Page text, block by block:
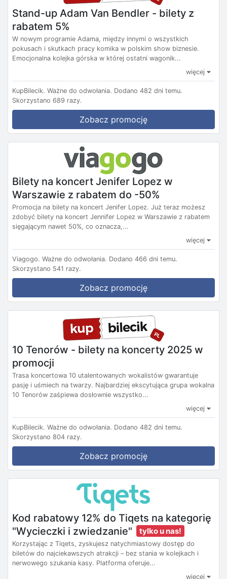
Stand-up Adam Van Bendler - bilety z
rabatem 5%
W nowym programie Adama, między innymi o wszystkich
pokusach i skutkach pracy komika w polskim show biznesie.
Emocjonalna kolejka górska w której ostatni wagonik...
więcej
KupBilecik. Ważne do odwołania. Dodano 482 dni temu.
Skorzystano 689 razy.
Zobacz promocję
Bilety na koncert Jenifer Lopez w
Warszawie z rabatem do -50%
Promocja na bilety na koncert Jenifer Lopez. Już teraz możesz
zdobyć bilety na koncert Jennifer Lopez w Warszawie z rabatem
sięgającym nawet 50%, co oznacza,...
więcej
Viagogo. Ważne do odwołania. Dodano 466 dni temu.
Skorzystano 541 razy.
Zobacz promocję
10 Tenorów - bilety na koncerty 2025 w
promocji
Trasa koncertowa 10 utalentowanych wokalistów gwarantuje
pasję i uśmiech na twarzy. Najbardziej ekscytująca grupa wokalna
10 Tenorów zaśpiewa dosłownie wszystko...
więcej
KupBilecik. Ważne do odwołania. Dodano 482 dni temu.
Skorzystano 804 razy.
Zobacz promocję
Kod rabatowy 12% do Tiqets na kategorię
"Wycieczki i zwiedzanie"
tylko u nas!
Korzystając z Tiqets, zyskujesz natychmiastowy dostęp do
biletów do najciekawszych atrakcji – bez stania w kolejkach i
nerwowego szukania kasy. Platforma oferuje...
więcej